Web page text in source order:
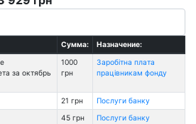
Сумма: Назначение:
за октябрь
1000
грн
Заробітна плата
працівникам фонду
21 грн Послуги банку
45 грн Послуги банку